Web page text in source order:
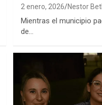
2 enero, 2026 Nestor
Mientras el municipio
de…